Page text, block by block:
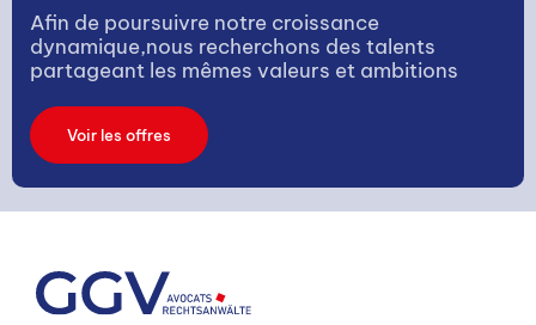
Afin de poursuivre notre croissance
dynamique,nous recherchons des talents
partageant les mêmes valeurs et ambitions
Voir les offres